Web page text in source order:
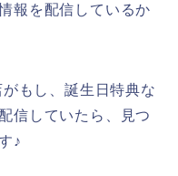
報を配信しているか
もし、誕生日特典な
信していたら、見つ
♪